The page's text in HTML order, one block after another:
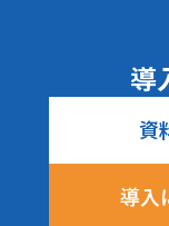
導
資
導入